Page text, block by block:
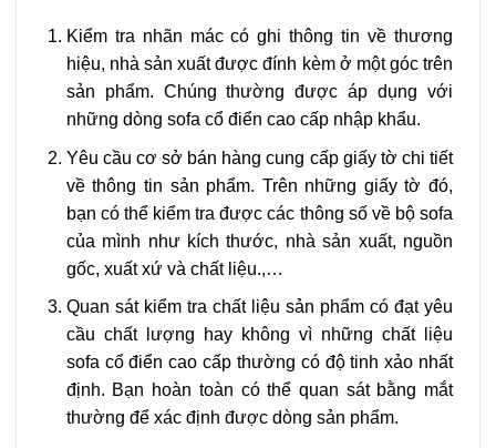
Kiểm tra nhãn mác có ghi thông tin về thương
hiệu, nhà sản xuất được đính kèm ở một góc trên
sản phẩm. Chúng thường được áp dụng với
những dòng sofa cổ điển cao cấp nhập khẩu.
Yêu cầu cơ sở bán hàng cung cấp giấy tờ chi tiết
về thông tin sản phẩm. Trên những giấy tờ đó,
bạn có thể kiểm tra được các thông số về bộ sofa
của mình như kích thước, nhà sản xuất, nguồn
gốc, xuất xứ và chất liệu.,…
Quan sát kiểm tra chất liệu sản phẩm có đạt yêu
cầu chất lượng hay không vì những chất liệu
sofa cổ điển cao cấp thường có độ tinh xảo nhất
định. Bạn hoàn toàn có thể quan sát bằng mắt
thường để xác định được dòng sản phẩm.